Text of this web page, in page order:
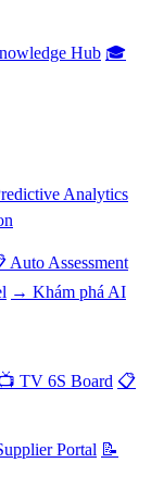
Hub 🎓
Analytics
Auto Assessment
→ Khám phá AI
📺 TV 6S Board 📋
Portal 📝